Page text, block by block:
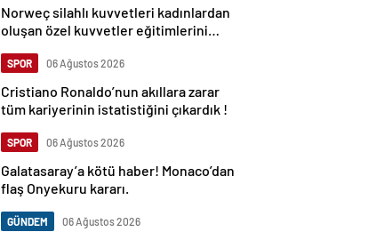
Norweç silahlı kuvvetleri kadınlardan
oluşan özel kuvvetler eğitimlerini
SPOR 06 Ağustos 2026
Cristiano Ronaldo’nun akıllara zarar
tüm kariyerinin istatistiğini çıkardık !
SPOR 06 Ağustos 2026
Galatasaray’a kötü haber! Monaco’dan
flaş Onyekuru kararı.
GÜNDEM 06 Ağustos 2026